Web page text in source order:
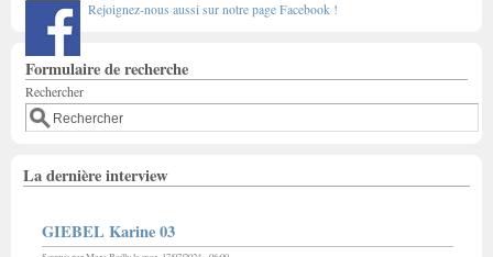
Rejoignez-nous aussi sur notre page Facebook !
Formulaire de recherche
Rechercher
La dernière interview
GIEBEL Karine 03